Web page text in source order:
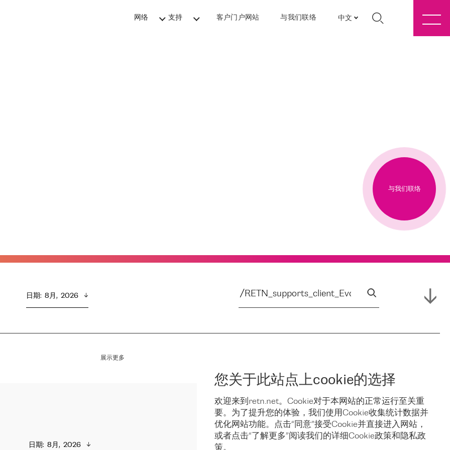
网络 支持 客户门户网站 与我们联络 中文
您关于此站点上cookie的选择
欢迎来到retn.net。Cookie对于本网站的正常运行至关重
要。为了提升您的体验，我们使用Cookie收集统计数据并
优化网站功能。点击“同意”接受Cookie并直接进入网站，
或者点击“了解更多”阅读我们的详细Cookie政策和隐私政
策。
与我们联络
日期: 8月,  2026
展示更多
日期: 8月,  2026